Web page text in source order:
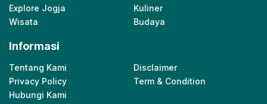
Explore Jogja
Kuliner
Wisata
Budaya
Informasi
Tentang Kami
Disclaimer
Privacy Policy
Term & Condition
Hubungi Kami